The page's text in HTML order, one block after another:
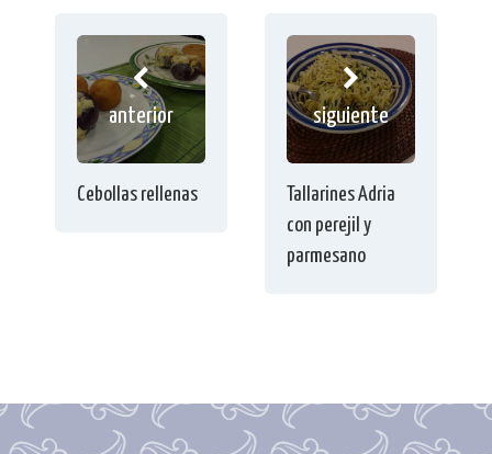
anterior
Cebollas rellenas
siguiente
Tallarines Adria
con perejil y
parmesano